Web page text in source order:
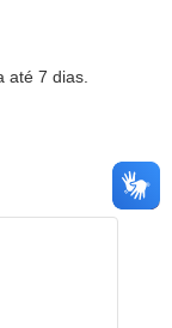
até 7 dias.